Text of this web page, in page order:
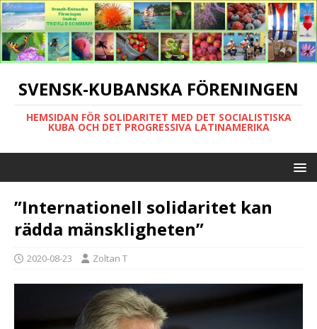
SVENSK-KUBANSKA FÖRENINGEN
HEMSIDAN FÖR SOLIDARITET MED DET SOCIALISTISKA
KUBA OCH DET PROGRESSIVA LATINAMERIKA
”Internationell solidaritet kan
rädda mänskligheten”
2020-08-23 Zoltan T